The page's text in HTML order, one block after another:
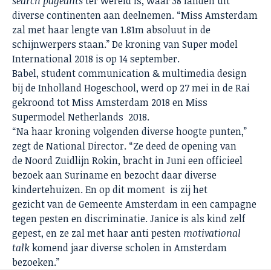
diverse continenten aan deelnemen. “Miss Amsterdam
zal met haar lengte van 1.81m absoluut in de
schijnwerpers staan.” De kroning van Super model
International 2018 is op 14 september.
Babel, student communication & multimedia design
bij de Inholland Hogeschool, werd op 27 mei in de Rai
gekroond tot Miss Amsterdam 2018 en Miss
Supermodel Netherlands 2018.
“Na haar kroning volgenden diverse hoogte punten,”
zegt de National Director. “Ze deed de opening van
de Noord Zuidlijn Rokin, bracht in Juni een officieel
bezoek aan Suriname en bezocht daar diverse
kindertehuizen. En op dit moment is zij het
gezicht van de Gemeente Amsterdam in een campagne
tegen pesten en discriminatie. Janice is als kind zelf
gepest, en ze zal met haar anti pesten motivational
talkkomend jaar diverse scholen in Amsterdam
bezoeken.”